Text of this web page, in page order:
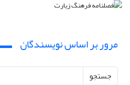
مرور بر اساس نویسندگان
جستجو